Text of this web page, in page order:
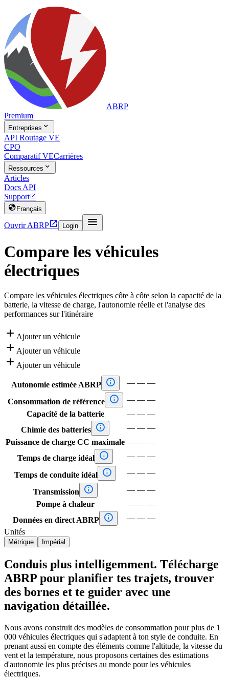
ABRP
Premium
Entreprises 
API Routage VE
CPO
Comparatif VECarrières
Ressources 
Articles
Docs API
Support
 Français
Ouvrir ABRP Login 
Compare les véhicules
électriques
Compare les véhicules électriques côte à côte selon la capacité de la
batterie, la vitesse de charge, l'autonomie réelle et l'analyse des
performances sur l'itinéraire
 Ajouter un véhicule
 Ajouter un véhicule
 Ajouter un véhicule
Autonomie estimée ABRP  — — —
Consommation de référence  — — —
Capacité de la batterie
— — —
Chimie des batteries  — — —
Puissance de charge CC maximale — — —
Temps de charge idéal  — — —
Temps de conduite idéal  — — —
Transmission  — — —
Pompe à chaleur
— — —
Données en direct ABRP  — — —
Unités
Métrique Impérial
Conduis plus intelligemment. Télécharge
ABRP pour planifier tes trajets, trouver
des bornes et te guider avec une
navigation détaillée.
Nous avons construit des modèles de consommation pour plus de 1
000 véhicules électriques qui s'adaptent à ton style de conduite. En
prenant aussi en compte des éléments comme l'altitude, la vitesse du
vent et la température, nous proposons certaines des estimations
d'autonomie les plus précises au monde pour les véhicules
électriques.